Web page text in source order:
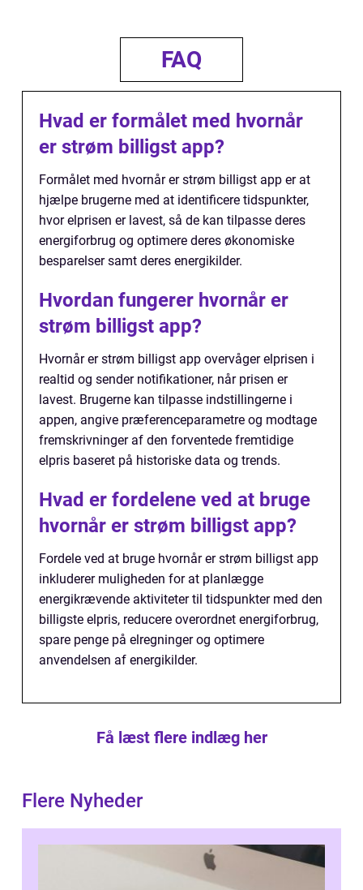
FAQ
Hvad er formålet med hvornår
er strøm billigst app?
Formålet med hvornår er strøm billigst app er at
hjælpe brugerne med at identificere tidspunkter,
hvor elprisen er lavest, så de kan tilpasse deres
energiforbrug og optimere deres økonomiske
besparelser samt deres energikilder.
Hvordan fungerer hvornår er
strøm billigst app?
Hvornår er strøm billigst app overvåger elprisen i
realtid og sender notifikationer, når prisen er
lavest. Brugerne kan tilpasse indstillingerne i
appen, angive præferenceparametre og modtage
fremskrivninger af den forventede fremtidige
elpris baseret på historiske data og trends.
Hvad er fordelene ved at bruge
hvornår er strøm billigst app?
Fordele ved at bruge hvornår er strøm billigst app
inkluderer muligheden for at planlægge
energikrævende aktiviteter til tidspunkter med den
billigste elpris, reducere overordnet energiforbrug,
spare penge på elregninger og optimere
anvendelsen af energikilder.
Få læst flere indlæg her
Flere Nyheder